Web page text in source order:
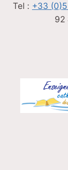
Tel : +33
92